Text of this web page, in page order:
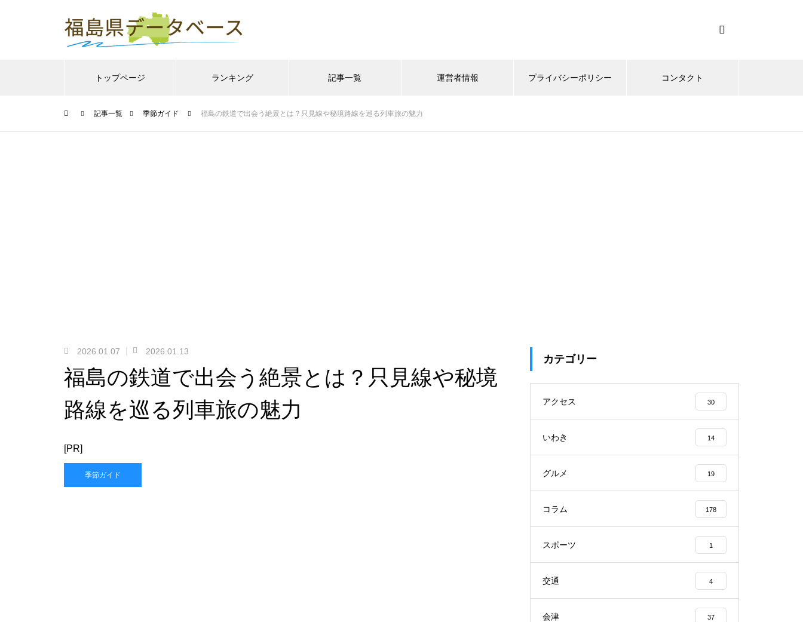
トップページ ランキング 記事一覧 運営者情報 プライバシーポリシー コンタクト
記事一覧 季節ガイド 福島の鉄道で出会う絶景とは？只見線や秘境路線を巡る列車旅の魅力
2026.01.07 2026.01.13
福島の鉄道で出会う絶景とは？只見線や秘境
路線を巡る列車旅の魅力
[PR]
季節ガイド
カテゴリー
アクセス 30
いわき 14
グルメ 19
コラム 178
スポーツ 1
交通 4
会津 37